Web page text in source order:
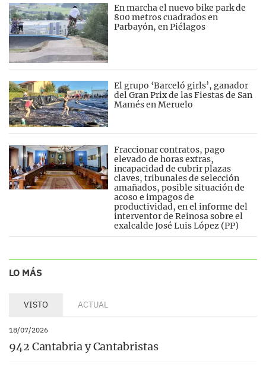
En marcha el nuevo bike park de
800 metros cuadrados en
Parbayón, en Piélagos
El grupo ‘Barceló girls’, ganador
del Gran Prix de las Fiestas de San
Mamés en Meruelo
Fraccionar contratos, pago
elevado de horas extras,
incapacidad de cubrir plazas
claves, tribunales de selección
amañados, posible situación de
acoso e impagos de
productividad, en el informe del
interventor de Reinosa sobre el
exalcalde José Luis López (PP)
LO MÁS
VISTO ACTUAL
18/07/2026
942 Cantabria y Cantabristas